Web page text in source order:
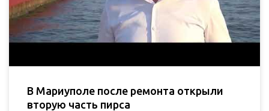
В Мариуполе после ремонта открыли
вторую часть пирса